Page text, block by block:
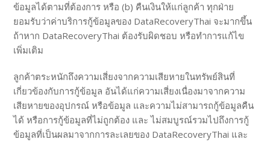
ข้อมูลได้ตามที่ต้องการ หรือ (b) คืนเงินให้แก่ลูกค้า ทุกฝ่าย
ยอมรับว่าค่าบริการกู้ข้อมูลของ DataRecoveryThai จะมากขึ้น
ถ้าหาก DataRecoveryThai ต้องรับผิดชอบ หรือทำการแก้ไข
เพิ่มเติม
ลูกค้าตระหนักถึงความเสี่ยงจากความเสียหายในทรัพย์สินที่
เกี่ยวข้องกับการกู้ข้อมูล อันได้แก่ความเสี่ยงเนื่องมาจากความ
เสียหายของอุปกรณ์ หรือข้อมูล และความไม่สามารถกู้ข้อมูลคืน
ได้ หรือการกู้ข้อมูลที่ไม่ถูกต้อง และ ไม่สมบูรณ์รวมไปถึงการกู้
ข้อมูลที่เป็นผลมาจากการละเลยของ DataRecoveryThai และ